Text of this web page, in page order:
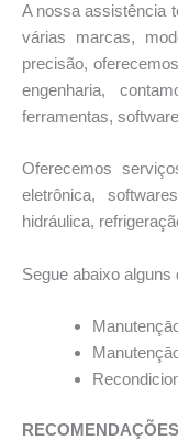
A nossa assistência
várias marcas,
precisão,
engenharia,
ferramentas,
Oferecemos
eletrônica,
hidráulica,
Segue abaixo